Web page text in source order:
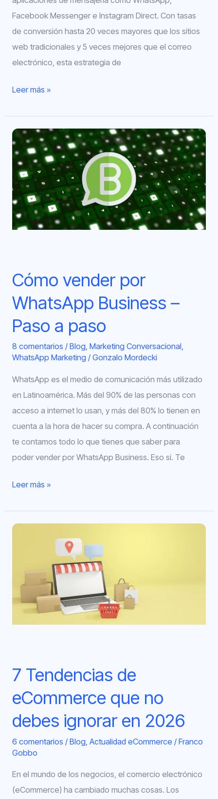
Facebook Messenger e Instagram Direct. Con tasas
de conversión hasta 20 veces mayores que los sitios
web tradicionales y 5 veces mejores que el correo
electrónico, esta estrategia de
Leer más »
Cómo vender por
WhatsApp Business –
Paso a paso
8 comentarios /Blog,Marketing Conversacional,
WhatsApp Marketing /Gonzalo Mordecki
WhatsApp es el medio de comunicación más utilizado
en Latinoamérica. Más del 90% de las personas con
acceso a internet lo usan, y más del 80% lo tienen en
cuenta a la hora de hacer su compra. A continuación
te contamos todo lo que tienes que saber para
poder vender por WhatsApp Business. Eso sí. Te
Cómo
vender
por
WhatsApp
Business
–
Paso
Leer más »
7 Tendencias de
eCommerce que no
debes ignorar en 2026
6 comentarios /Blog ,Actualidad eCommerce /Franco
Gobbo
En el mundo de los negocios, el comercio electrónico
(eCommerce) ha cambiado muchas cosas. Los
7
eCommerce
debes
2026